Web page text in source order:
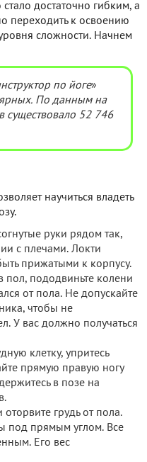
достаточно гибким, а
переходить к освоению
сложности. Начнем
по йоге»
По данным на
существовало 52 746
научиться владеть
руки рядом так,
с плечами. Локти
прижатыми к корпусу.
пододвиньте колени
от пола. Не допускайте
чтобы не
У вас должно получаться
клетку, упритесь
прямую правую ногу
в позе на
грудь от пола.
под прямым углом. Все
Его вес